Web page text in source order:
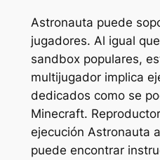
Astronauta puede
jugadores. Al igual
sandbox populares,
multijugador implica
dedicados como se
Minecraft.
ejecución Astronauta
puede encontrar